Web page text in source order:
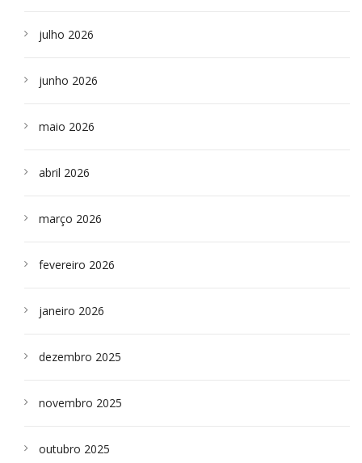
julho 2026
junho 2026
maio 2026
abril 2026
março 2026
fevereiro 2026
janeiro 2026
dezembro 2025
novembro 2025
outubro 2025